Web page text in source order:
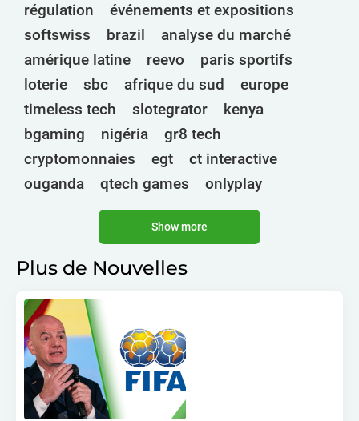
régulation
événements et expositions
softswiss
brazil
analyse du marché
amérique latine
reevo
paris sportifs
loterie
sbc afrique du sud
europe
timeless tech
slotegrator
kenya
bgaming
nigéria
gr8 tech
cryptomonnaies
egt
ct interactive
ouganda
qtech games
onlyplay
inde endorphina
ghana
elk nolimit
technologies
golden race
esports
atomic slot lab
spadegaming
gamzix
digicode
mascot maroc
gaming corps
igaming club
analyse sportive
peter & sons
Show more
Plus de Nouvelles